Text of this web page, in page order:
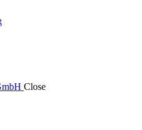
Close